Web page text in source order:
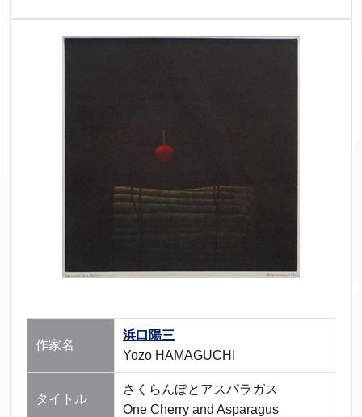
作家名
浜口陽三
Yozo HAMAGUCHI
タイトル
さくらんぼとアスパラガス
One Cherry and Asparagus